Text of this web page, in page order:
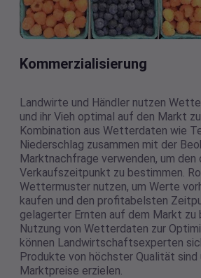
Kommerzialisierung
Landwirte und Händler nutzen
und ihr Vieh optimal auf den Markt
Kombination aus Wetterdaten wie
Niederschlag zusammen mit der
Marktnachfrage verwenden, um den
Verkaufszeitpunkt zu bestimmen.
Wettermuster nutzen, um Werte
kaufen und den profitabelsten
gelagerter Ernten auf dem Markt zu
Nutzung von Wetterdaten zur
können Landwirtschaftsexperten
Produkte von höchster Qualität sind
Marktpreise erzielen.